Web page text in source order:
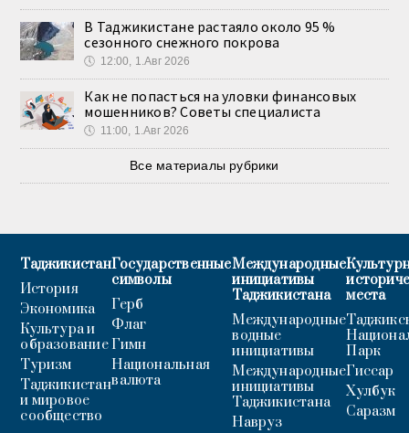
В Таджикистане растаяло около 95 %
сезонного снежного покрова
🕔 12:00, 1.Авг 2026
Как не попасться на уловки финансовых
мошенников? Советы специалиста
🕔 11:00, 1.Авг 2026
Все материалы рубрики
Таджикистан
История
Экономика
Культура и
образование
Туризм
Таджикистан
и мировое
сообщество
Государственные
символы
Герб
Флаг
Гимн
Национальная
валюта
Международные
инициативы
Таджикистана
Международные
водные
инициативы
Международные
инициативы
Таджикистана
Навруз
места
Парк
Гиссар
Хулбук
Саразм